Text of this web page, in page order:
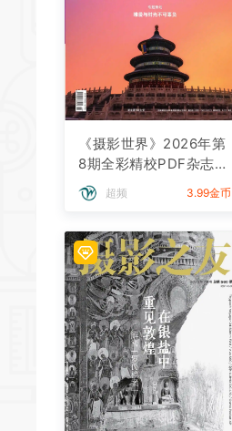
《摄影世界》2026年第
8期全彩精校PDF杂志下
载
超频 3.99金币